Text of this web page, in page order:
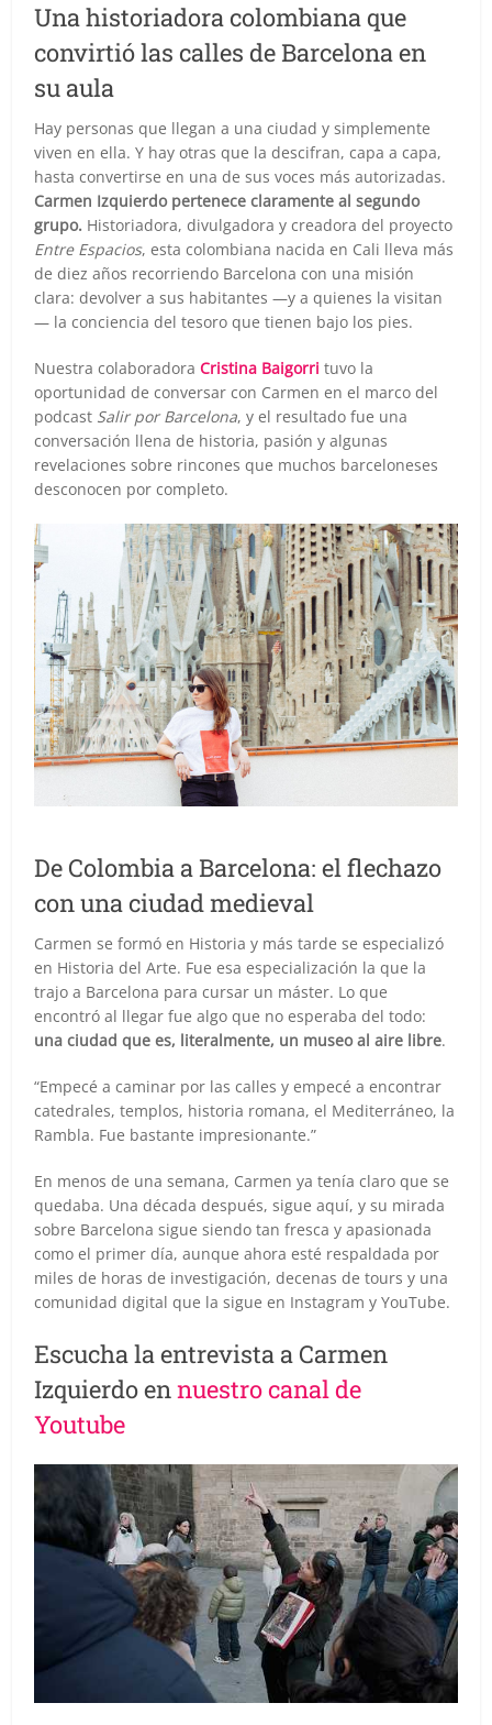
Una historiadora colombiana que
convirtió las calles de Barcelona en
su aula
Hay personas que llegan a una ciudad y simplemente
viven en ella. Y hay otras que la descifran, capa a capa,
hasta convertirse en una de sus voces más autorizadas.
Carmen Izquierdo pertenece claramente al segundo
grupo. Historiadora, divulgadora y creadora del proyecto
Entre Espacios, esta colombiana nacida en Cali lleva más
de diez años recorriendo Barcelona con una misión
clara: devolver a sus habitantes —y a quienes la visitan
— la conciencia del tesoro que tienen bajo los pies.
Nuestra colaboradoraCristina Baigorri tuvo la
oportunidad de conversar con Carmen en el marco del
podcast Salir por Barcelona, y el resultado fue una
conversación llena de historia, pasión y algunas
revelaciones sobre rincones que muchos barceloneses
desconocen por completo.
De Colombia a Barcelona: el flechazo
con una ciudad medieval
Carmen se formó en Historia y más tarde se especializó
en Historia del Arte. Fue esa especialización la que la
trajo a Barcelona para cursar un máster. Lo que
encontró al llegar fue algo que no esperaba del todo:
una ciudad que es, literalmente, un museo al aire libre.
“Empecé a caminar por las calles y empecé a encontrar
catedrales, templos, historia romana, el Mediterráneo, la
Rambla. Fue bastante impresionante.”
En menos de una semana, Carmen ya tenía claro que se
quedaba. Una década después, sigue aquí, y su mirada
sobre Barcelona sigue siendo tan fresca y apasionada
como el primer día, aunque ahora esté respaldada por
miles de horas de investigación, decenas de tours y una
comunidad digital que la sigue en Instagram y YouTube.
Escucha la entrevista a Carmen
Izquierdo ennuestro canal de
Youtube